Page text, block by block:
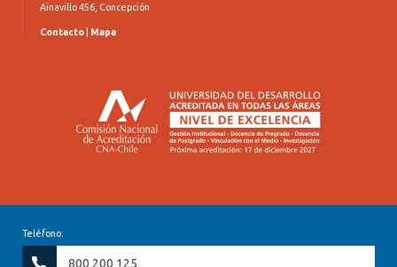
Ainavillo 456, Concepción
Contacto Mapa
Teléfono:
800 200 125